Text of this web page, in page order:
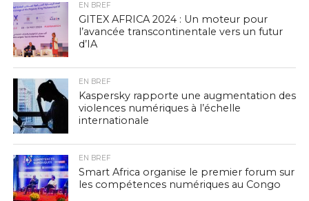
EN BREF
GITEX AFRICA 2024 : Un moteur pour
l’avancée transcontinentale vers un futur
d’IA
EN BREF
Kaspersky rapporte une augmentation des
violences numériques à l’échelle
internationale
EN BREF
Smart Africa organise le premier forum sur
les compétences numériques au Congo